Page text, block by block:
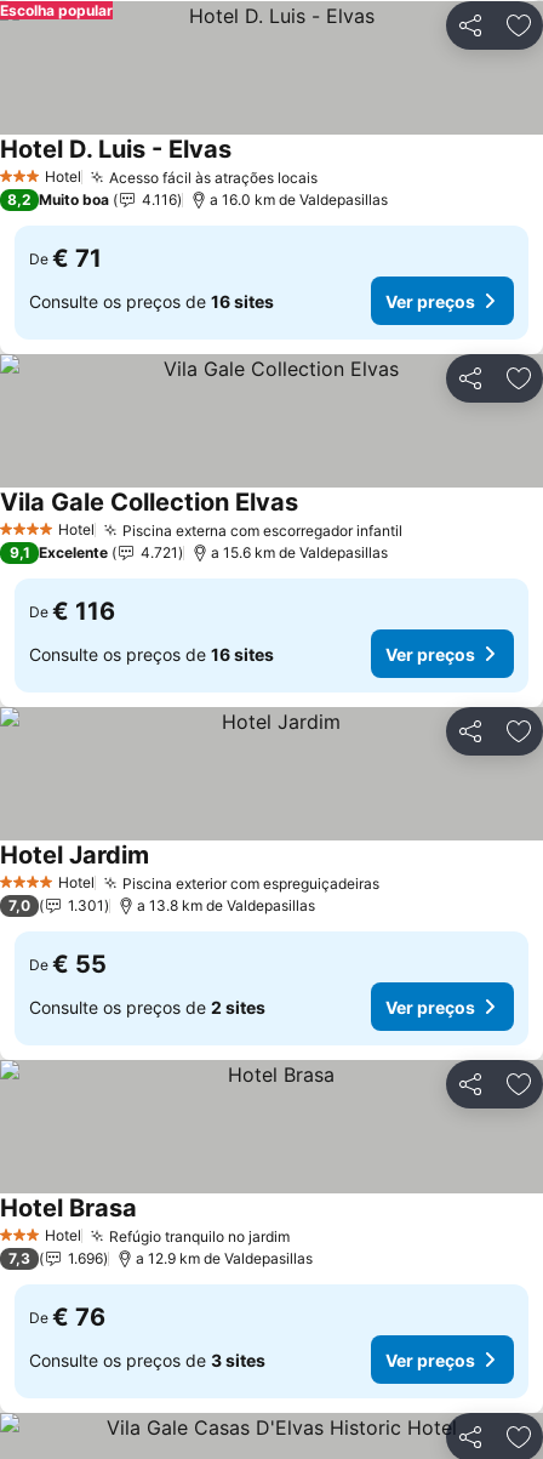
Partilhar
Escolha popular
3 EstrelasHotel Acesso fácil às atrações locaisVer preços
Hotel D. Luis - ElvasVer preços
8,2 Muito boa 4.116 a 16.0 km de Valdepasillas
De € 71
Consulte os preços de 16 sites Ver preços
Partilhar
4 EstrelasHotel Piscina externa com escorregador infantil
Vila Gale Collection ElvasVer preços
9,1 Excelente 4.721 a 15.6 km de Valdepasillas
De € 116
Consulte os preços de 16 sites Ver preços
Partilhar
4 EstrelasHotel Piscina exterior com espreguiçadeirasVer preços
Hotel Jardim
7,0 1.301 a 13.8 km de Valdepasillas
De € 55
Consulte os preços de 2 sites Ver preços
Partilhar
3 EstrelasHotel Refúgio tranquilo no jardimVer preços
Hotel Brasa
7,3 1.696 a 12.9 km de Valdepasillas
De € 76
Consulte os preços de 3 sites Ver preços
Partilhar